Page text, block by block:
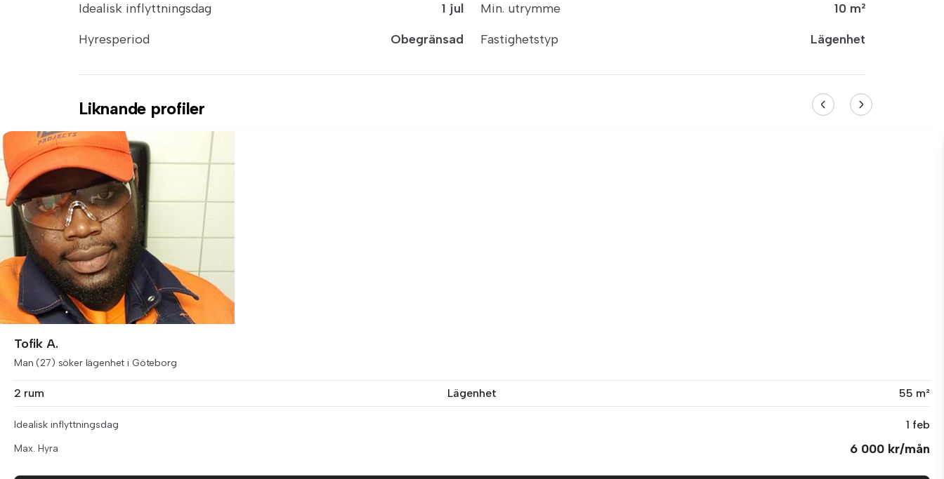
Idealisk inflyttningsdag
1 jul
Hyresperiod
Obegränsad
Min. utrymme
10 m²
Fastighetstyp
Lägenhet
Liknande profiler
Tofik A.
Man (27) söker lägenhet i Göteborg
2 rum Lägenhet 55 m²
Idealisk inflyttningsdag 1 feb
Max. Hyra 6 000 kr/mån